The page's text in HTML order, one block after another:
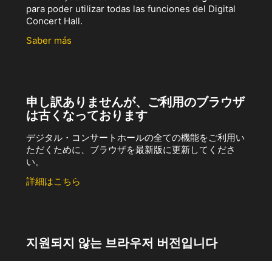
para poder utilizar todas las funciones del Digital
Concert Hall.
Saber más
申し訳ありませんが、ご利用のブラウザ
は古くなっております
デジタル・コンサートホールの全ての機能をご利用い
ただくために、ブラウザを最新版に更新してくださ
い。
詳細はこちら
지원되지 않는 브라우저 버전입니다